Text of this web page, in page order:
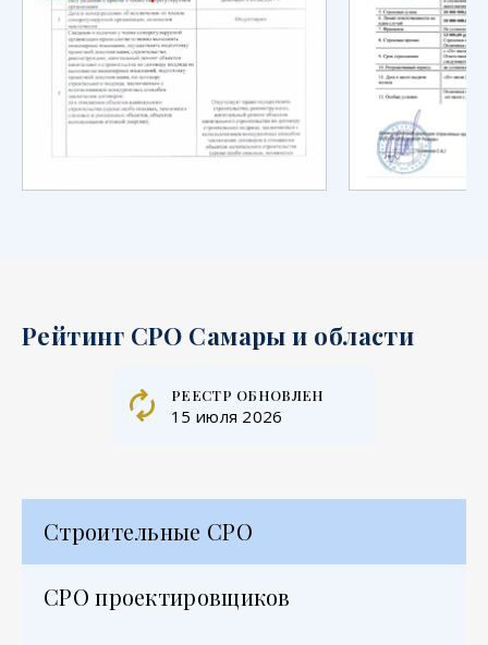
Рейтинг СРО Самары и области
реестр обновлен
15 июля 2026
Строительные СРО
СРО проектировщиков